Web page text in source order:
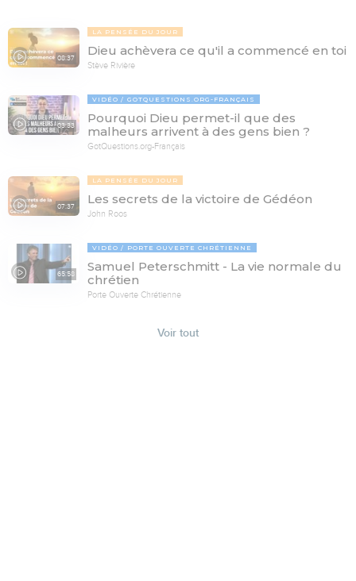
08:37
LA PENSÉE DU JOUR
Dieu achèvera ce qu'il a commencé en toi
Stève Rivière
03:33
VIDÉO GOTQUESTIONS.ORG-FRANÇAIS
Pourquoi Dieu permet-il que des
malheurs arrivent à des gens bien ?
GotQuestions.org-Français
07:37
LA PENSÉE DU JOUR
Les secrets de la victoire de Gédéon
John Roos
65:58
VIDÉO PORTE OUVERTE CHRÉTIENNE
Samuel Peterschmitt - La vie normale du
chrétien
Porte Ouverte Chrétienne
Voir tout